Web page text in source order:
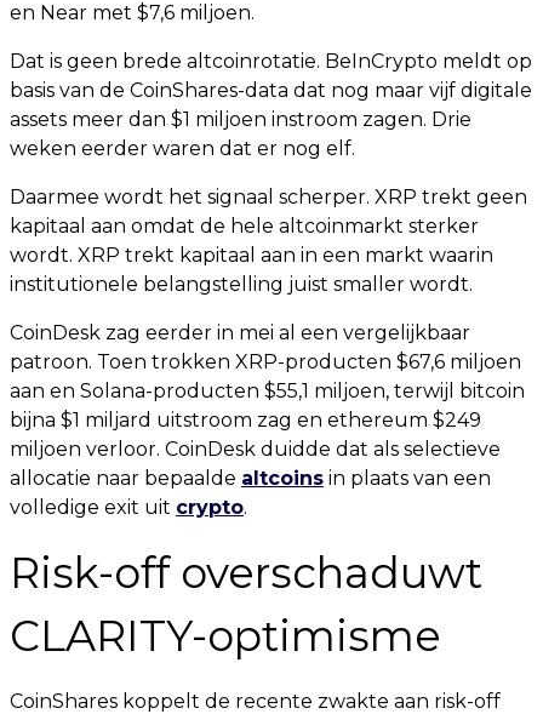
en Near met $7,6 miljoen.
Dat is geen brede altcoinrotatie. BeInCrypto meldt op
basis van de CoinShares-data dat nog maar vijf digitale
assets meer dan $1 miljoen instroom zagen. Drie
weken eerder waren dat er nog elf.
Daarmee wordt het signaal scherper. XRP trekt geen
kapitaal aan omdat de hele altcoinmarkt sterker
wordt. XRP trekt kapitaal aan in een markt waarin
institutionele belangstelling juist smaller wordt.
CoinDesk zag eerder in mei al een vergelijkbaar
patroon. Toen trokken XRP-producten $67,6 miljoen
aan en Solana-producten $55,1 miljoen, terwijl bitcoin
bijna $1 miljard uitstroom zag en ethereum $249
miljoen verloor. CoinDesk duidde dat als selectieve
allocatie naar bepaalde altcoins in plaats van een
volledige exit uit crypto.
Risk-off overschaduwt
CLARITY-optimisme
CoinShares koppelt de recente zwakte aan risk-off